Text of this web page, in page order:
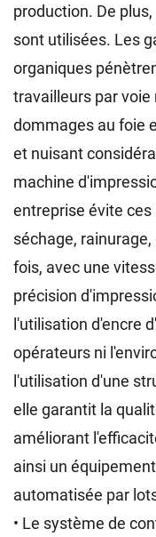
production. De
sont utilisées. Les
organiques
travailleurs par
dommages au foie
et nuisant
machine
entreprise évite
séchage,
fois, avec une
précision
l'utilisation d'encre
opérateurs ni
l'utilisation d'une
elle garantit la
améliorant
ainsi un
automatisée par
• Le système de